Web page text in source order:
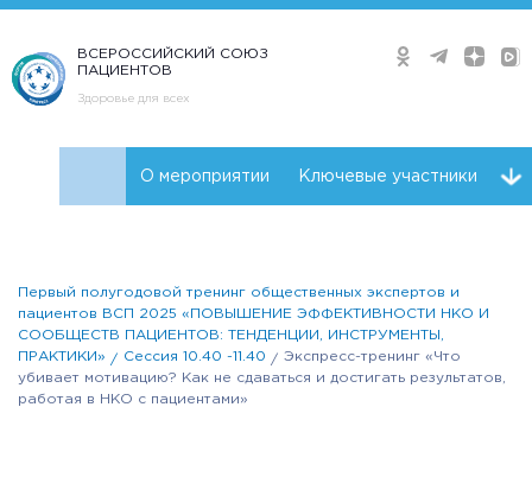
ВСЕРОССИЙСКИЙ СОЮЗ
ПАЦИЕНТОВ
Здоровье для всех
О мероприятии Ключевые участники
Первый полугодовой тренинг общественных экспертов и
пациентов ВСП 2025 «ПОВЫШЕНИЕ ЭФФЕКТИВНОСТИ НКО И
СООБЩЕСТВ ПАЦИЕНТОВ: ТЕНДЕНЦИИ, ИНСТРУМЕНТЫ,
ПРАКТИКИ»
Сессия 10.40 -11.40
Экспресс-тренинг «Что
убивает мотивацию? Как не сдаваться и достигать результатов,
работая в НКО с пациентами»